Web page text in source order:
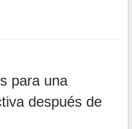
para una
después de